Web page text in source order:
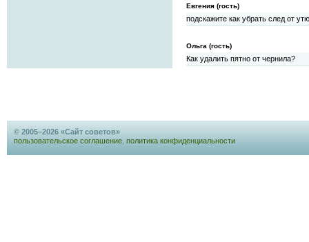
Евгения (гость)
подскажите как убрать след от
Ольга (гость)
Как удалить пятно от чернила?
© 2005–2026 «Сайт советов»
пользовательское соглашение политика конфиденциальности